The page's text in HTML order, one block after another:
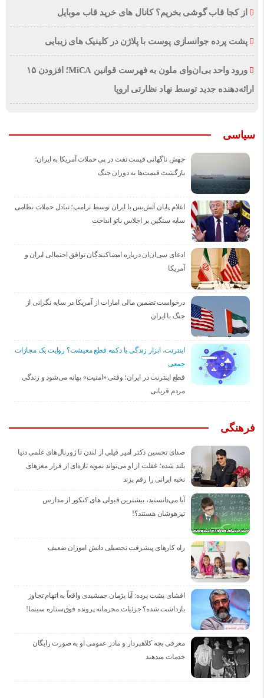
از کجا قاب گوشی بخریم؟ کانال های خرید قاب موبایل
پشت پرده جوانسازی پوست با پلاژن در کلینیک های زیبایی
ورود واحد بی‌ان‌وای ملون به فهرست قوانین MiCA؛ افزودن ۱۵
ارائه‌دهنده جدید توسط نهاد نظارتی اروپا
سیاسی
جهش ناگهانی قیمت نفت در پی حملات آمریکا به ایران؛
بازگشت قیمت‌ها به دوران جنگ
اعلام پایان آتش‌بس با ایران توسط ترامپ؛ تبادل حملات نظامی
سایه سنگین بر اجلاس ناتو انداخت
ادعای سی‌ان‌ان درباره امضاکنندگان توافق احتمالی ایران و
آمریکا
درخواست تضمین مالی امارات از آمریکا در سایه نگرانی از
جنگ با ایران
اینترنت، ابزار زندگی یا دکمه قطع معیشت؟ روایت یک مجازات
جمعی
قطع اینترنت در ایران؛ وقتی «امنیت» بهانه می‌شود و زندگی
مردم قربانی
فرهنگی
صدای تحسین دکتر امیر فیلی از لندن تا ژورنال‌های علمی دنیا
بلند شده؛ غفلت از او می‌تواند نمونه تازه‌ای از فرار مغزهای
نخبه ایرانی را رقم بزند
آیا می‌دانستید، بیشترین قبولی های کنکور از مدارس
تیزهوشان هستند؟!
راه کارهای پیشرفت تحصیلی دانش اموزان ضعیف
افشای پشت پرده: آیا پژمان جمشیدی واقعاً به اتهام تجاوز
بازداشت شده؟ جزئیات محرمانه پرونده فوق‌ستاره سینما!
معرفی بچه کلاهبردار و مادر عمومی او به صورت رایگان
خدمات میدهند